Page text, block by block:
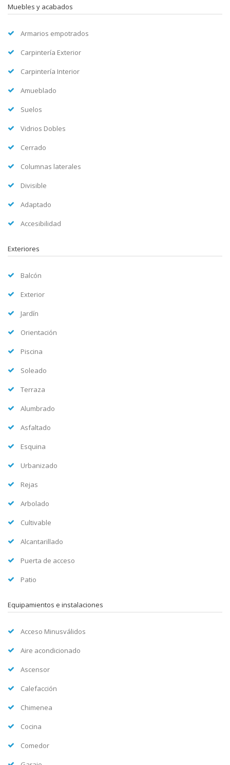
Muebles y acabados
Armarios empotrados
Carpintería Exterior
Carpintería Interior
Amueblado
Suelos
Vidrios Dobles
Cerrado
Columnas laterales
Divisible
Adaptado
Accesibilidad
Exteriores
Balcón
Exterior
Jardín
Orientación
Piscina
Soleado
Terraza
Alumbrado
Asfaltado
Esquina
Urbanizado
Rejas
Arbolado
Cultivable
Alcantarillado
Puerta de acceso
Patio
Equipamientos e instalaciones
Acceso Minusválidos
Aire acondicionado
Ascensor
Calefacción
Chimenea
Cocina
Comedor